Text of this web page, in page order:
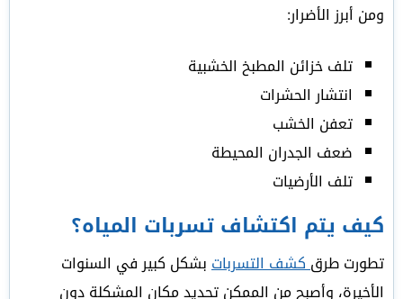
ومن أبرز الأضرار:
تلف خزائن المطبخ الخشبية
انتشار الحشرات
تعفن الخشب
ضعف الجدران المحيطة
تلف الأرضيات
كيف يتم اكتشاف تسربات المياه؟
تطورت طرقكشف التسرباتبشكل كبير في السنوات
الأخيرة، وأصبح من الممكن تحديد مكان المشكلة دون